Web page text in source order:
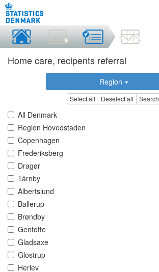
Home care, recipents referral
Region
Select all Deselect all Search
All Denmark
Region Hovedstaden
Copenhagen
Frederiksberg
Dragør
Tårnby
Albertslund
Ballerup
Brøndby
Gentofte
Gladsaxe
Glostrup
Herlev